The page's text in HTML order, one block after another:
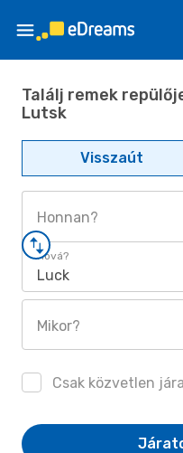
Találj remek
Lutsk
Visszaút
Honnan?
Hová?
Luck
Mikor?
Csak közvetlen